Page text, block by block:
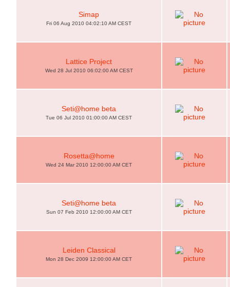
Simap
Fri 06 Aug 2010 04:02:10 AM CEST
Lattice Project
Wed 28 Jul 2010 06:02:00 AM CEST
Seti@home beta
Tue 06 Jul 2010 01:00:00 AM CEST
Rosetta@home
Wed 24 Mar 2010 12:00:00 AM CET
Seti@home beta
Sun 07 Feb 2010 12:00:00 AM CET
Leiden Classical
Mon 28 Dec 2009 12:00:00 AM CET